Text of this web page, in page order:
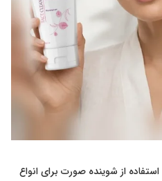
از شوینده صورت برای انواع